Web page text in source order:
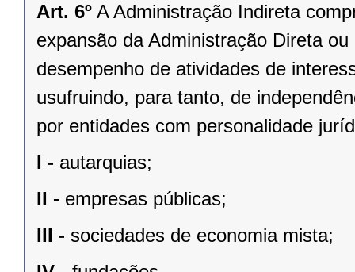
Art. 6º A Administração Indireta
expansão da Administração Direta
desempenho de atividades de
usufruindo, para tanto, de
por entidades com personalidade
I - autarquias;
II - empresas públicas;
III - sociedades de economia mista;